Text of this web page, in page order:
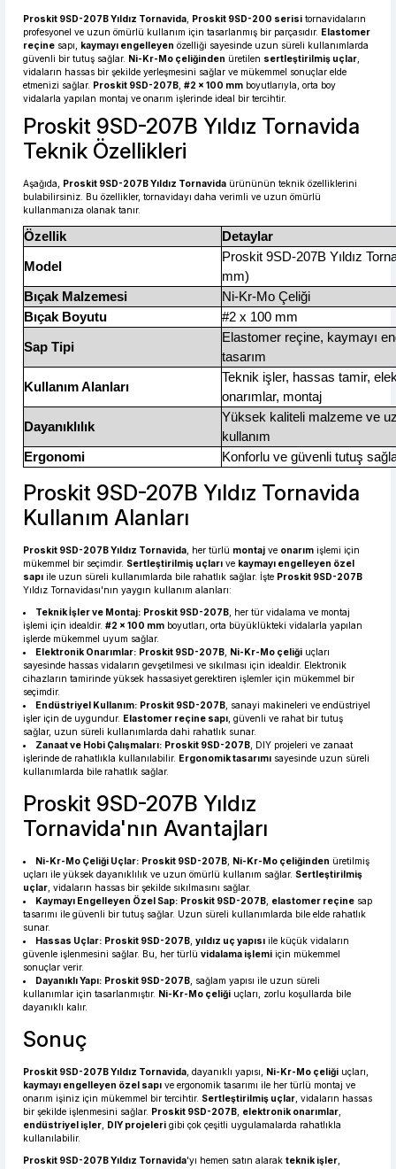
Proskit 9SD-207B Yıldız Tornavida Proskit 9SD-200 serisi tornavidaların
profesyonel ve uzun ömürlü kullanım için tasarlanmış bir parçasıdır. Elastomer
reçine sapı, kaymayı engelleyen özelliği sayesinde uzun süreli kullanımlarda
güvenli bir tutuş sağlar. Ni-Kr-Mo çeliğinden üretilen sertleştirilmiş uçlar
vidaların hassas bir şekilde yerleşmesini sağlar ve mükemmel sonuçlar elde
etmenizi sağlar. Proskit 9SD-207B #2 x 100 mm boyutlarıyla, orta boy
vidalarla yapılan montaj ve onarım işlerinde ideal bir tercihtir.
Proskit 9SD-207B Yıldız Tornavida
Teknik Özellikleri
Aşağıda, Proskit 9SD-207B Yıldız Tornavida ürününün teknik özelliklerini
bulabilirsiniz. Bu özellikler, tornavidayı daha verimli ve uzun ömürlü
kullanmanıza olanak tanır.
Özellik Detaylar
Model
Proskit 9SD-207B Yıldız
mm)
Bıçak Malzemesi
Ni-Kr-Mo Çeliği
Bıçak Boyutu
#2 x 100 mm
Sap Tipi
Elastomer reçine, kaymayı
tasarım
Kullanım Alanları
Teknik işler, hassas tamir,
onarımlar, montaj
Dayanıklılık
Yüksek kaliteli malzeme ve
kullanım
Ergonomi
Konforlu ve güvenli tutuş
Proskit 9SD-207B Yıldız Tornavida
Kullanım Alanları
Proskit 9SD-207B Yıldız Tornavida , her türlü montaj ve onarım işlemi için
mükemmel bir seçimdir. Sertleştirilmiş uçları ve kaymayı engelleyen özel
sapı ile uzun süreli kullanımlarda bile rahatlık sağlar. İşte Proskit 9SD-207B
Yıldız Tornavidası'nın yaygın kullanım alanları:
Teknik İşler ve Montaj: Proskit 9SD-207B , her tür vidalama ve montaj
işlemi için idealdir. #2 x 100 mm boyutları, orta büyüklükteki vidalarla yapılan
işlerde mükemmel uyum sağlar.
Elektronik Onarımlar: Proskit 9SD-207B Ni-Kr-Mo çeliği uçları
sayesinde hassas vidaların gevşetilmesi ve sıkılması için idealdir. Elektronik
cihazların tamirinde yüksek hassasiyet gerektiren işlemler için mükemmel bir
seçimdir.
Endüstriyel Kullanım: Proskit 9SD-207B , sanayi makineleri ve endüstriyel
işler için de uygundur. Elastomer reçine sapı , güvenli ve rahat bir tutuş
sağlar, uzun süreli kullanımlarda dahi rahatlık sunar.
Zanaat ve Hobi Çalışmaları: Proskit 9SD-207B , DIY projeleri ve zanaat
işlerinde de rahatlıkla kullanılabilir. Ergonomik tasarımı sayesinde uzun süreli
kullanımlarda bile rahatlık sağlar.
Proskit 9SD-207B Yıldız
Tornavida'nın Avantajları
Ni-Kr-Mo Çeliği Uçlar: Proskit 9SD-207B Ni-Kr-Mo çeliğinden üretilmiş
uçları ile yüksek dayanıklılık ve uzun ömürlü kullanım sağlar. Sertleştirilmiş
uçlar , vidaların hassas bir şekilde sıkılmasını sağlar.
Kaymayı Engelleyen Özel Sap: Proskit 9SD-207B elastomer reçine sap
tasarımı ile güvenli bir tutuş sağlar. Uzun süreli kullanımlarda bile elde rahatlık
sunar.
Hassas Uçlar: Proskit 9SD-207B ,yıldız uç yapısı ile küçük vidaların
güvenle işlenmesini sağlar. Bu, her türlü vidalama işlemi için mükemmel
sonuçlar verir.
Dayanıklı Yapı: Proskit 9SD-207B , sağlam yapısı ile uzun süreli
kullanımlar için tasarlanmıştır. Ni-Kr-Mo çeliği uçları, zorlu koşullarda bile
dayanıklı kalır.
Sonuç
Proskit 9SD-207B Yıldız Tornavida , dayanıklı yapısı, Ni-Kr-Mo çeliği uçları,
kaymayı engelleyen özel sapı ve ergonomik tasarımı ile her türlü montaj ve
onarım işiniz için mükemmel bir tercihtir. Sertleştirilmiş uçlar , vidaların hassas
bir şekilde işlenmesini sağlar. Proskit 9SD-207B elektronik onarımlar
endüstriyel işler DIY projeleri gibi çok çeşitli uygulamalarda rahatlıkla
kullanılabilir.
Proskit 9SD-207B Yıldız Tornavida'yı hemen satın alarak teknik işler